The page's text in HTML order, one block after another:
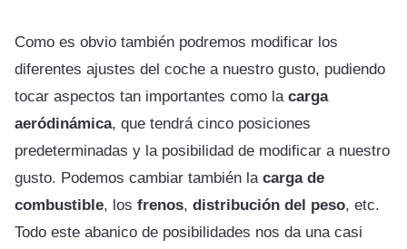
Como es obvio también podremos modificar los
diferentes ajustes del coche a nuestro gusto, pudiendo
tocar aspectos tan importantes como la carga
aeródinámica, que tendrá cinco posiciones
predeterminadas y la posibilidad de modificar a nuestro
gusto. Podemos cambiar también la carga de
combustible, los frenos, distribución del peso, etc.
Todo este abanico de posibilidades nos da una casi